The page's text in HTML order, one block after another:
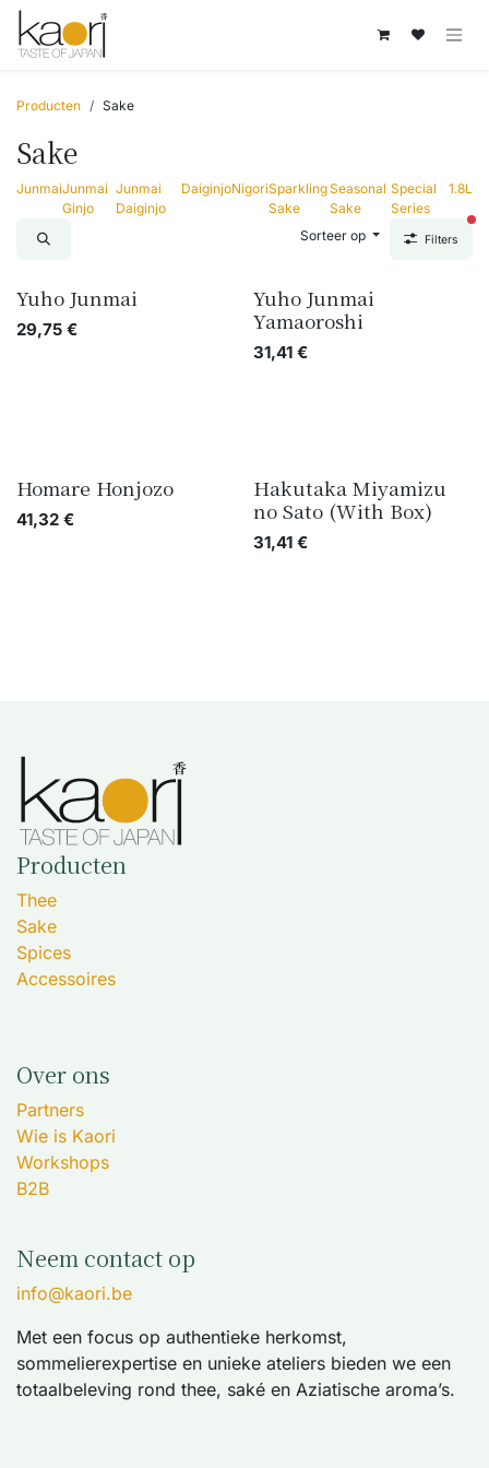
Overslaan naar inhoud
Producten Sake
Sake
JunmaiJunmai
Ginjo
Junmai
Daiginjo
DaiginjoNigoriSparkling
Sake
Seasonal
Sake
Special
Series
1.8L
Sorteer op Filters
Yuho Junmai
29,75 €
Yuho Junmai
Yamaoroshi
31,41€
Homare Honjozo
41,32 €
Hakutaka Miyamizu
no Sato (With Box)
31,41€
Producten
Thee
Sake
Spices
Accessoires
Over ons
Partners
Wie is Kaori
Workshops
B2B
Neem contact op
info@kaori.be
Met een focus op authentieke herkomst,
sommelierexpertise en unieke ateliers bieden we een
totaalbeleving rond thee, saké en Aziatische aroma’s.